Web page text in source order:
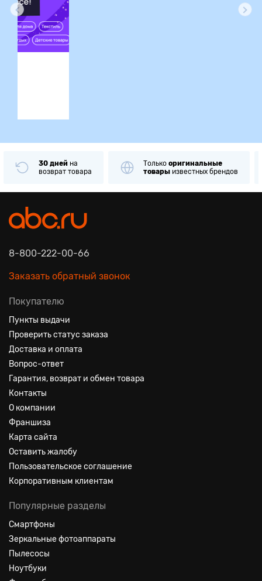
30 дней на
возврат товара
Только оригинальные
товары известных брендов
8-800-222-00-66
Заказать обратный звонок
Покупателю
Пункты выдачи
Проверить статус заказа
Доставка и оплата
Вопрос-ответ
Гарантия, возврат и обмен товара
Контакты
О компании
Франшиза
Карта сайта
Оставить жалобу
Пользовательское соглашение
Корпоративным клиентам
Популярные разделы
Смартфоны
Зеркальные фотоаппараты
Пылесосы
Ноутбуки